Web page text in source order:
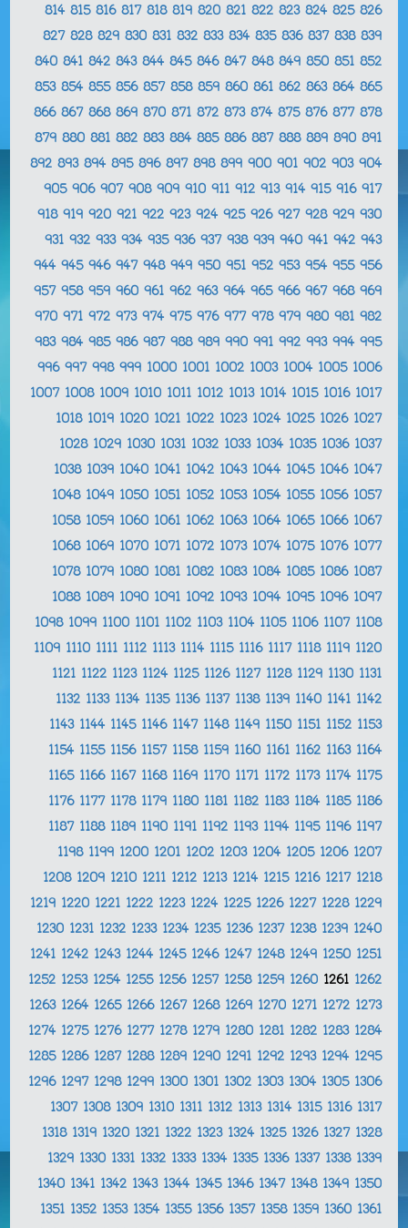
814 815 816 817 818 819 820 821 822 823 824 825 826
827 828 829 830 831 832 833 834 835 836 837 838 839
840 841 842 843 844 845 846 847 848 849 850 851 852
853 854 855 856 857 858 859 860 861 862 863 864 865
866 867 868 869 870 871 872 873 874 875 876 877 878
879 880 881 882 883 884 885 886 887 888 889 890 891
892 893 894 895 896 897 898 899 900 901 902 903 904
905 906 907 908 909 910 911 912 913 914 915 916 917
918 919 920 921 922 923 924 925 926 927 928 929 930
931 932 933 934 935 936 937 938 939 940 941 942 943
944 945 946 947 948 949 950 951 952 953 954 955 956
957 958 959 960 961 962 963 964 965 966 967 968 969
970 971 972 973 974 975 976 977 978 979 980 981 982
983 984 985 986 987 988 989 990 991 992 993 994 995
996 997 998 999 1000 1001 1002 1003 1004 1005 1006
1007 1008 1009 1010 1011 1012 1013 1014 1015 1016 1017
1018 1019 1020 1021 1022 1023 1024 1025 1026 1027
1028 1029 1030 1031 1032 1033 1034 1035 1036 1037
1038 1039 1040 1041 1042 1043 1044 1045 1046 1047
1048 1049 1050 1051 1052 1053 1054 1055 1056 1057
1058 1059 1060 1061 1062 1063 1064 1065 1066 1067
1068 1069 1070 1071 1072 1073 1074 1075 1076 1077
1078 1079 1080 1081 1082 1083 1084 1085 1086 1087
1088 1089 1090 1091 1092 1093 1094 1095 1096 1097
1098 1099 1100 1101 1102 1103 1104 1105 1106 1107 1108
1109 1110 1111 1112 1113 1114 1115 1116 1117 1118 1119 1120
1121 1122 1123 1124 1125 1126 1127 1128 1129 1130 1131
1132 1133 1134 1135 1136 1137 1138 1139 1140 1141 1142
1143 1144 1145 1146 1147 1148 1149 1150 1151 1152 1153
1154 1155 1156 1157 1158 1159 1160 1161 1162 1163 1164
1165 1166 1167 1168 1169 1170 1171 1172 1173 1174 1175
1176 1177 1178 1179 1180 1181 1182 1183 1184 1185 1186
1187 1188 1189 1190 1191 1192 1193 1194 1195 1196 1197
1198 1199 1200 1201 1202 1203 1204 1205 1206 1207
1208 1209 1210 1211 1212 1213 1214 1215 1216 1217 1218
1219 1220 1221 1222 1223 1224 1225 1226 1227 1228 1229
1230 1231 1232 1233 1234 1235 1236 1237 1238 1239 1240
1241 1242 1243 1244 1245 1246 1247 1248 1249 1250 1251
1252 1253 1254 1255 1256 1257 1258 1259 1260 1261 1262
1263 1264 1265 1266 1267 1268 1269 1270 1271 1272 1273
1274 1275 1276 1277 1278 1279 1280 1281 1282 1283 1284
1285 1286 1287 1288 1289 1290 1291 1292 1293 1294 1295
1296 1297 1298 1299 1300 1301 1302 1303 1304 1305 1306
1307 1308 1309 1310 1311 1312 1313 1314 1315 1316 1317
1318 1319 1320 1321 1322 1323 1324 1325 1326 1327 1328
1329 1330 1331 1332 1333 1334 1335 1336 1337 1338 1339
1340 1341 1342 1343 1344 1345 1346 1347 1348 1349 1350
1351 1352 1353 1354 1355 1356 1357 1358 1359 1360 1361